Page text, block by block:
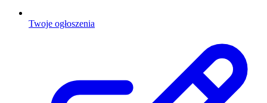
Twoje ogłoszenia